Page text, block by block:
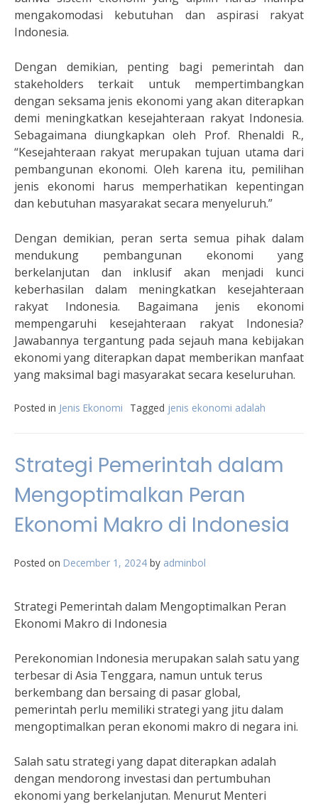
mengakomodasi kebutuhan dan aspirasi rakyat
Indonesia.
Dengan demikian, penting bagi pemerintah dan
stakeholders terkait untuk mempertimbangkan
dengan seksama jenis ekonomi yang akan diterapkan
demi meningkatkan kesejahteraan rakyat Indonesia.
Sebagaimana diungkapkan oleh Prof. Rhenaldi R.,
“Kesejahteraan rakyat merupakan tujuan utama dari
pembangunan ekonomi. Oleh karena itu, pemilihan
jenis ekonomi harus memperhatikan kepentingan
dan kebutuhan masyarakat secara menyeluruh.”
Dengan demikian, peran serta semua pihak dalam
mendukung pembangunan ekonomi yang
berkelanjutan dan inklusif akan menjadi kunci
keberhasilan dalam meningkatkan kesejahteraan
rakyat Indonesia. Bagaimana jenis ekonomi
mempengaruhi kesejahteraan rakyat Indonesia?
Jawabannya tergantung pada sejauh mana kebijakan
ekonomi yang diterapkan dapat memberikan manfaat
yang maksimal bagi masyarakat secara keseluruhan.
Posted in Jenis Ekonomi Tagged jenis ekonomi adalah
Strategi Pemerintah dalam
Mengoptimalkan Peran
Ekonomi Makro di Indonesia
Posted on December 1, 2024 by adminbol
Strategi Pemerintah dalam Mengoptimalkan Peran
Ekonomi Makro di Indonesia
Perekonomian Indonesia merupakan salah satu yang
terbesar di Asia Tenggara, namun untuk terus
berkembang dan bersaing di pasar global,
pemerintah perlu memiliki strategi yang jitu dalam
mengoptimalkan peran ekonomi makro di negara ini.
Salah satu strategi yang dapat diterapkan adalah
dengan mendorong investasi dan pertumbuhan
ekonomi yang berkelanjutan. Menurut Menteri